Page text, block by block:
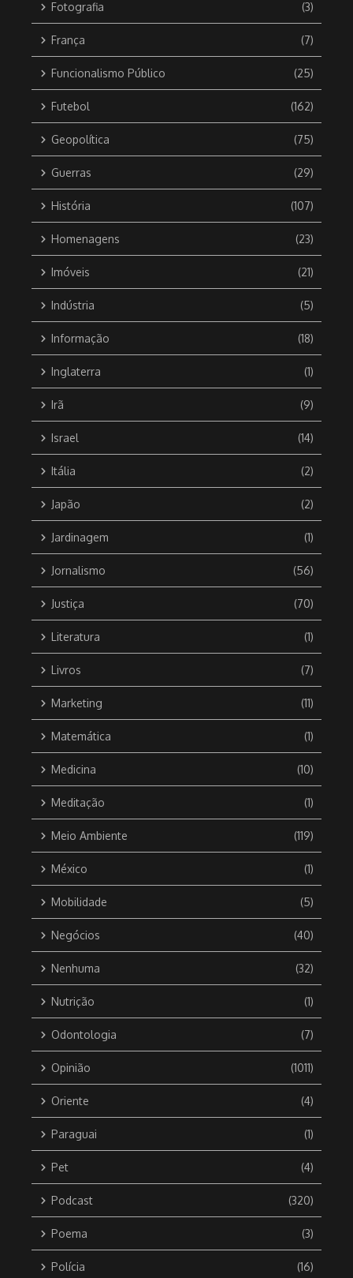
Fotografia (3)
França (7)
Funcionalismo Público (25)
Futebol (162)
Geopolítica (75)
Guerras (29)
História (107)
Homenagens (23)
Imóveis (21)
Indústria (5)
Informação (18)
Inglaterra (1)
Irã (9)
Israel (14)
Itália (2)
Japão (2)
Jardinagem (1)
Jornalismo (56)
Justiça (70)
Literatura (1)
Livros (7)
Marketing (11)
Matemática (1)
Medicina (10)
Meditação (1)
Meio Ambiente (119)
México (1)
Mobilidade (5)
Negócios (40)
Nenhuma (32)
Nutrição (1)
Odontologia (7)
Opinião (1011)
Oriente (4)
Paraguai (1)
Pet (4)
Podcast (320)
Poema (3)
Polícia (16)